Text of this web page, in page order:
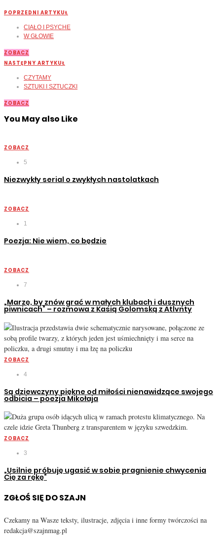
POPRZEDNI ARTYKUŁ
CIAŁO I PSYCHE
W GŁOWIE
ZOBACZ
NASTĘPNY ARTYKUŁ
CZYTAMY
SZTUKI I SZTUCZKI
ZOBACZ
You May also Like
ZOBACZ
5
Niezwykły serial o zwykłych nastolatkach
ZOBACZ
1
Poezja: Nie wiem, co będzie
ZOBACZ
7
„Marzę, by znów grać w małych klubach i dusznych
piwnicach” – rozmowa z Kasią Golomską z Atlvnty
ZOBACZ
4
Są dziewczyny piękne od miłości nienawidzące swojego
odbicia – poezja Mikołaja
ZOBACZ
3
„Usilnie próbuję ugasić w sobie pragnienie chwycenia
Cię za rękę”
ZGŁOŚ SIĘ DO SZAJN
Czekamy na Wasze teksty, ilustracje, zdjęcia i inne formy twórczości na
redakcja@szajnmag.pl